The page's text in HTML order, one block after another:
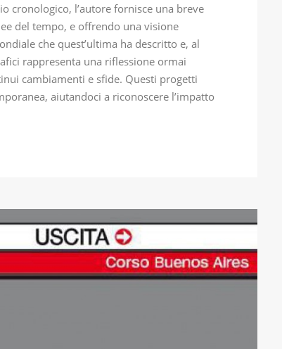
cronologico, l’autore fornisce una breve
del tempo, e offrendo una visione
che quest’ultima ha descritto e, al
rappresenta una riflessione ormai
cambiamenti e sfide. Questi progetti
aiutandoci a riconoscere l’impatto